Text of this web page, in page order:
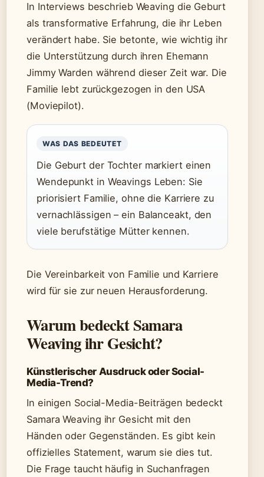
In Interviews beschrieb Weaving die Geburt
als transformative Erfahrung, die ihr Leben
verändert habe. Sie betonte, wie wichtig ihr
die Unterstützung durch ihren Ehemann
Jimmy Warden während dieser Zeit war. Die
Familie lebt zurückgezogen in den USA
(Moviepilot).
WAS DAS BEDEUTET
Die Geburt der Tochter markiert einen
Wendepunkt in Weavings Leben: Sie
priorisiert Familie, ohne die Karriere zu
vernachlässigen – ein Balanceakt, den
viele berufstätige Mütter kennen.
Die Vereinbarkeit von Familie und Karriere
wird für sie zur neuen Herausforderung.
Warum bedeckt Samara
Weaving ihr Gesicht?
Künstlerischer Ausdruck oder Social-
Media-Trend?
In einigen Social-Media-Beiträgen bedeckt
Samara Weaving ihr Gesicht mit den
Händen oder Gegenständen. Es gibt kein
offizielles Statement, warum sie dies tut.
Die Frage taucht häufig in Suchanfragen